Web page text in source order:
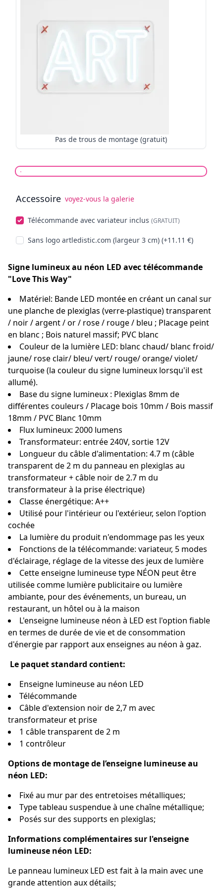
Pas de trous de montage (gratuit)
Accessoire voyez-vous la galerie
Télécommande avec variateur inclus (GRATUIT)
Sans logo artledistic.com (largeur 3 cm) (+11.11 €)
Signe lumineux au néon LED avec télécommande
"Love This Way"
Matériel: Bande LED montée en créant un canal sur
une planche de plexiglas (verre-plastique) transparent
/ noir / argent / or / rose / rouge / bleu ; Placage peint
en blanc ; Bois naturel massif; PVC blanc
Couleur de la lumière LED: blanc chaud/ blanc froid/
jaune/ rose clair/ bleu/ vert/ rouge/ orange/ violet/
turquoise (la couleur du signe lumineux lorsqu'il est
allumé).
Base du signe lumineux : Plexiglas 8mm de
différentes couleurs / Placage bois 10mm / Bois massif
18mm / PVC Blanc 10mm
Flux lumineux: 2000 lumens
Transformateur: entrée 240V, sortie 12V
Longueur du câble d'alimentation: 4.7 m (câble
transparent de 2 m du panneau en plexiglas au
transformateur + câble noir de 2.7 m du
transformateur à la prise électrique)
Classe énergétique: A++
Utilisé pour l'intérieur ou l'extérieur, selon l'option
cochée
La lumière du produit n'endommage pas les yeux
Fonctions de la télécommande: variateur, 5 modes
d'éclairage, réglage de la vitesse des jeux de lumière
Cette enseigne lumineuse type NÉON peut être
utilisée comme lumière publicitaire ou lumière
ambiante, pour des événements, un bureau, un
restaurant, un hôtel ou à la maison
L'enseigne lumineuse néon à LED est l'option fiable
en termes de durée de vie et de consommation
d'énergie par rapport aux enseignes au néon à gaz.
Le paquet standard contient:
Enseigne lumineuse au néon LED
Télécommande
Câble d'extension noir de 2,7 m avec
transformateur et prise
1 câble transparent de 2 m
1 contrôleur
Options de montage de l’enseigne lumineuse au
néon LED:
Fixé au mur par des entretoises métalliques;
Type tableau suspendue à une chaîne métallique;
Posés sur des supports en plexiglas;
Informations complémentaires sur l'enseigne
lumineuse néon LED:
Le panneau lumineux LED est fait à la main avec une
grande attention aux détails;